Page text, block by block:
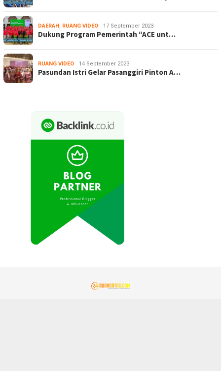
DAERAH , RUANG VIDEO 17 September 2023
Dukung Program Pemerintah “ACE unt…
RUANG VIDEO 14 September 2023
Pasundan Istri Gelar Pasanggiri Pinton A…